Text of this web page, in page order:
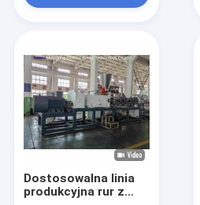
Dostosowalna linia
produkcyjna rur z